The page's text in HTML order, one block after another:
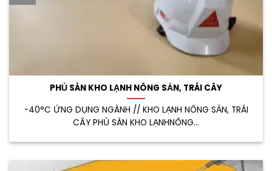
PHỦ SÀN KHO LẠNH NÔNG SẢN, TRÁI CÂY
-40°C ỨNG DỤNG NGÀNH // KHO LẠNH NÔNG SẢN, TRÁI
CÂY PHỦ SÀN KHO LẠNHNÔNG...